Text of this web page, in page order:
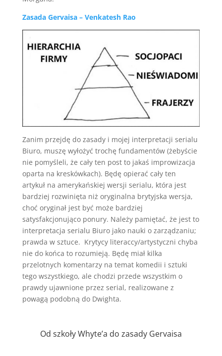
Zasada Gervaisa – Venkatesh Rao
Zanim przejdę do zasady i mojej interpretacji serialu
Biuro, muszę wyłożyć trochę fundamentów (żebyście
nie pomyśleli, że cały ten post to jakaś improwizacja
oparta na kreskówkach). Będę opierać cały ten
artykuł na amerykańskiej wersji serialu, która jest
bardziej rozwinięta niż oryginalna brytyjska wersja,
choć oryginał jest być może bardziej
satysfakcjonująco ponury. Należy pamiętać, że jest to
interpretacja serialu Biuro jako nauki o zarządzaniu;
prawda w sztuce. Krytycy literaccy/artystyczni chyba
nie do końca to rozumieją. Będę miał kilka
przelotnych komentarzy na temat komedii i sztuki
tego wszystkiego, ale chodzi przede wszystkim o
prawdy ujawnione przez serial, realizowane z
powagą podobną do Dwighta.
Od szkoły Whyte’a do zasady Gervaisa